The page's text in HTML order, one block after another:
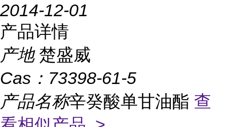
2014-12-01
产品详情
产地 楚盛威
Cas： 73398-61-5
产品名称辛癸酸单甘油酯 查